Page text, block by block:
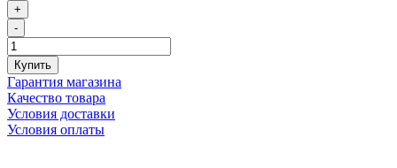
+
-
Купить
Гарантия магазина
Качество товара
Условия доставки
Условия оплаты